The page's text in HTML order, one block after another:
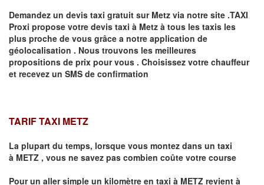
Demandez un devis taxi gratuit sur Metz via notre site .TAXI
Proxi propose votre devis taxi à Metz à tous les taxis les
plus proche de vous grâce a notre application de
géolocalisation . Nous trouvons les meilleures
propositions de prix pour vous . Choisissez votre chauffeur
et recevez un SMS de confirmation
TARIF TAXI METZ
La plupart du temps, lorsque vous montez dans un taxi
à METZ , vous ne savez pas combien coûte votre course
Pour un aller simple un kilomètre en taxi à METZ revient à